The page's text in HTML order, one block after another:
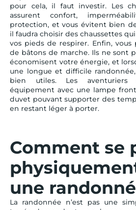
pour cela, il faut investir. Les
assurent confort,
protection, et vous évitent bien
il faudra choisir des chaussettes
vos pieds de respirer. Enfin, vous
de bâtons de marche. Ils ne sont
économisent votre énergie, et
une longue et difficile
bien utiles. Les aventuriers
équipement avec une lampe
duvet pouvant supporter des
en restant léger à porter.
Comment se
une
La randonnée n’est pas une